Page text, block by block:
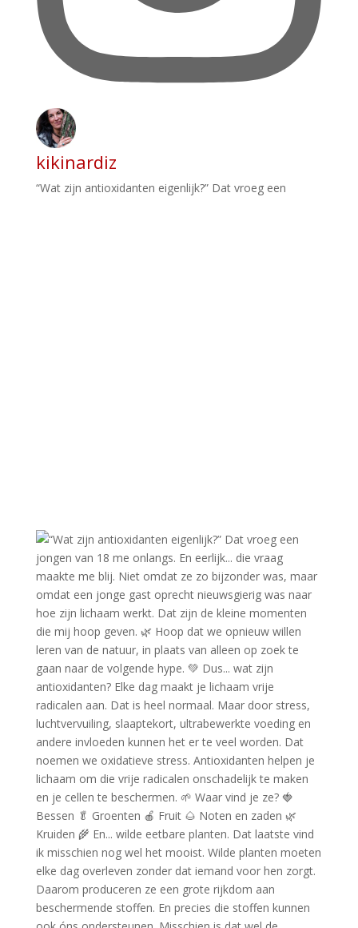
kikinardiz
“Wat zijn antioxidanten eigenlijk?” Dat vroeg een